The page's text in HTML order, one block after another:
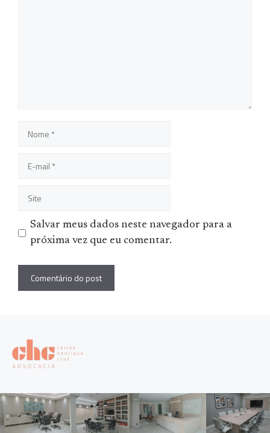
mail
Salvar meus dados neste navegador para a
próxima vez que eu comentar.